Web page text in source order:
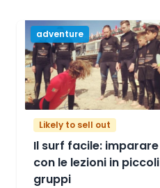
adventure
Likely to sell out
Il surf facile: imparare
con le lezioni in piccoli
gruppi